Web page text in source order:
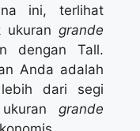
ini, terlihat
grande
dengan Tall.
Anda adalah
dari segi
grande